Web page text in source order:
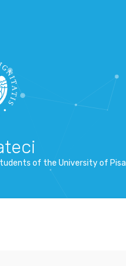
of the University of Pisa